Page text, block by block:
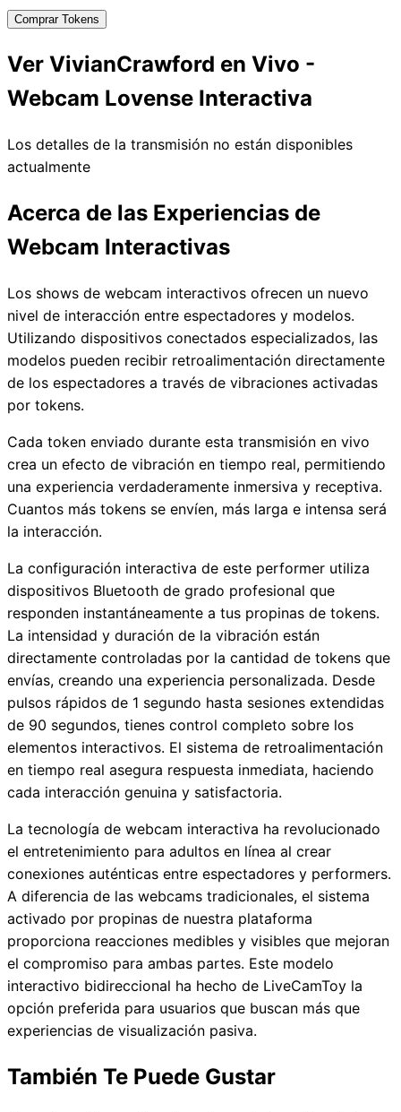
Comprar Tokens
Ver VivianCrawford en Vivo -
Webcam Lovense Interactiva
Los detalles de la transmisión no están disponibles
actualmente
Acerca de las Experiencias de
Webcam Interactivas
Los shows de webcam interactivos ofrecen un nuevo
nivel de interacción entre espectadores y modelos.
Utilizando dispositivos conectados especializados, las
modelos pueden recibir retroalimentación directamente
de los espectadores a través de vibraciones activadas
por tokens.
Cada token enviado durante esta transmisión en vivo
crea un efecto de vibración en tiempo real, permitiendo
una experiencia verdaderamente inmersiva y receptiva.
Cuantos más tokens se envíen, más larga e intensa será
la interacción.
La configuración interactiva de este performer utiliza
dispositivos Bluetooth de grado profesional que
responden instantáneamente a tus propinas de tokens.
La intensidad y duración de la vibración están
directamente controladas por la cantidad de tokens que
envías, creando una experiencia personalizada. Desde
pulsos rápidos de 1 segundo hasta sesiones extendidas
de 90 segundos, tienes control completo sobre los
elementos interactivos. El sistema de retroalimentación
en tiempo real asegura respuesta inmediata, haciendo
cada interacción genuina y satisfactoria.
La tecnología de webcam interactiva ha revolucionado
el entretenimiento para adultos en línea al crear
conexiones auténticas entre espectadores y performers.
A diferencia de las webcams tradicionales, el sistema
activado por propinas de nuestra plataforma
proporciona reacciones medibles y visibles que mejoran
el compromiso para ambas partes. Este modelo
interactivo bidireccional ha hecho de LiveCamToy la
opción preferida para usuarios que buscan más que
experiencias de visualización pasiva.
También Te Puede Gustar